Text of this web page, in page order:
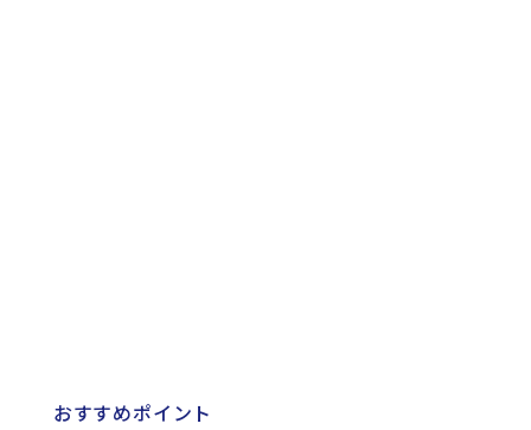
おすすめポイント